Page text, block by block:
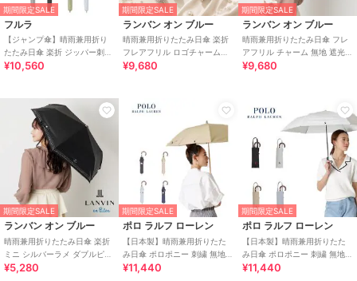
期間限定SALE
フルラ
【ジャンプ傘】晴雨兼用折り
たたみ日傘 楽折 ジッパー刺繍
ロゴ 遮光率100％ 遮熱 UV 軽
¥10,560
期間限定SALE
ランバン オン ブルー
晴雨兼用折りたたみ日傘 楽折
フレアフリル ロゴチャーム付
き 遮光 遮熱 UV
¥9,680
期間限定SALE
ランバン オン ブルー
晴雨兼用折りたたみ日傘 フレ
アフリル チャーム 無地 遮光
遮熱 UV 軽量 簡単開閉
¥9,680
期間限定SALE
ランバン オン ブルー
晴雨兼用折りたたみ日傘 楽折
ミニ シルバーラメ ダブルピコ
ロゴ 遮光率100％ 遮熱 UV
¥5,280
期間限定SALE
ポロ ラルフ ローレン
【日本製】晴雨兼用折りたた
み日傘 ポロポニー 刺繍 無地
遮光 遮熱 UV 軽量 楽折
¥11,440
期間限定SALE
ポロ ラルフ ローレン
【日本製】晴雨兼用折りたた
み日傘 ポロポニー 刺繍 無地
遮光 遮熱 UV 軽量 簡単開閉
¥11,440